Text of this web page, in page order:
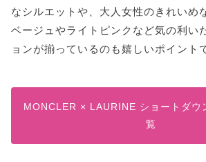
なシルエットや、大人女性のきれいめ
ベージュやライトピンクなど気の利い
ョンが揃っているのも嬉しいポイント
MONCLER × LAURINE ショートダウ
覧